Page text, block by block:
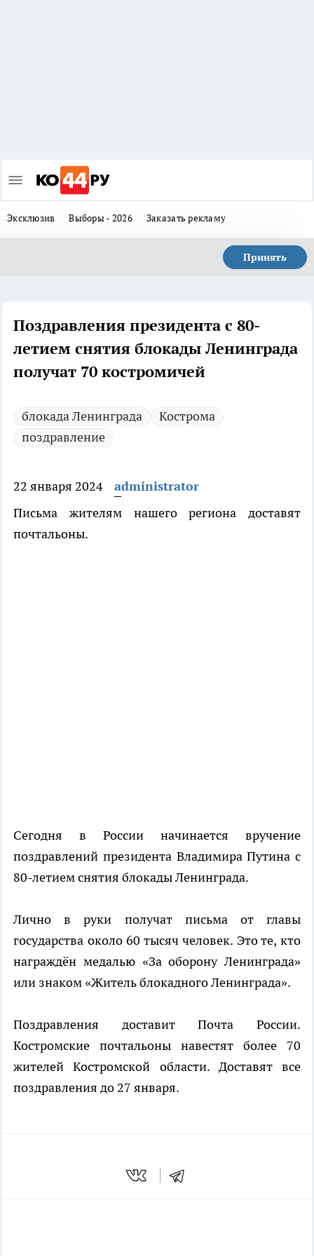
Эксклюзив Выборы - 2026 Заказать рекламу
Принять
Поздравления президента с 80-
летием снятия блокады Ленинграда
получат 70 костромичей
блокада Ленинграда
Кострома
поздравление
22 января 2024
administrator
Письма жителям нашего региона доставят
почтальоны.
Сегодня в России начинается вручение
поздравлений президента Владимира Путина с
80-летием снятия блокады Ленинграда.
Лично в руки получат письма от главы
государства около 60 тысяч человек. Это те, кто
награждён медалью «За оборону Ленинграда»
или знаком «Житель блокадного Ленинграда».
Поздравления доставит Почта России.
Костромские почтальоны навестят более 70
жителей Костромской области. Доставят все
поздравления до 27 января.